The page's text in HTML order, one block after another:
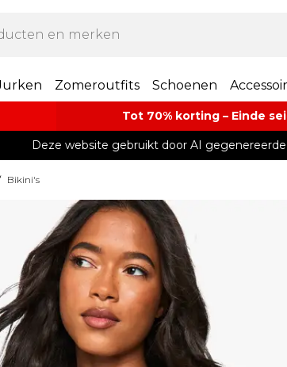
Zomeroutfits Schoenen
Tot 70% korting – Einde
Deze website gebruikt door AI
Bikini's